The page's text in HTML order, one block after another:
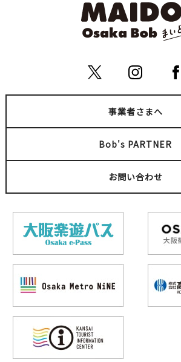
事業者さまへ
Bob's PARTNER
お問い合わせ